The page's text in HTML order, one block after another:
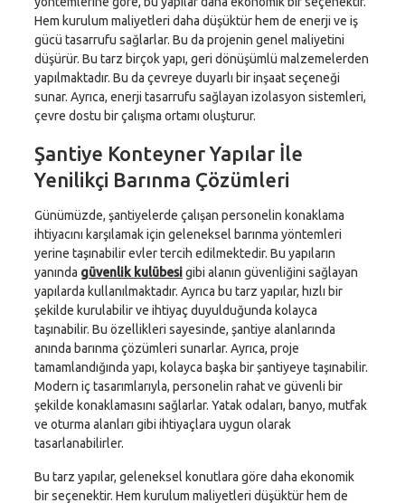
Hem kurulum maliyetleri daha düşüktür hem de enerji ve iş
gücü tasarrufu sağlarlar. Bu da projenin genel maliyetini
düşürür. Bu tarz birçok yapı, geri dönüşümlü malzemelerden
yapılmaktadır. Bu da çevreye duyarlı bir inşaat seçeneği
sunar. Ayrıca, enerji tasarrufu sağlayan izolasyon sistemleri,
çevre dostu bir çalışma ortamı oluşturur.
Şantiye Konteyner Yapılar İle
Yenilikçi Barınma Çözümleri
Günümüzde, şantiyelerde çalışan personelin konaklama
ihtiyacını karşılamak için geleneksel barınma yöntemleri
yerine taşınabilir evler tercih edilmektedir. Bu yapıların
yanında güvenlik kulübesigibi alanın güvenliğini sağlayan
yapılarda kullanılmaktadır. Ayrıca bu tarz yapılar, hızlı bir
şekilde kurulabilir ve ihtiyaç duyulduğunda kolayca
taşınabilir. Bu özellikleri sayesinde, şantiye alanlarında
anında barınma çözümleri sunarlar. Ayrıca, proje
tamamlandığında yapı, kolayca başka bir şantiyeye taşınabilir.
Modern iç tasarımlarıyla, personelin rahat ve güvenli bir
şekilde konaklamasını sağlarlar. Yatak odaları, banyo, mutfak
ve oturma alanları gibi ihtiyaçlara uygun olarak
tasarlanabilirler.
Bu tarz yapılar, geleneksel konutlara göre daha ekonomik
bir seçenektir. Hem kurulum maliyetleri düşüktür hem de